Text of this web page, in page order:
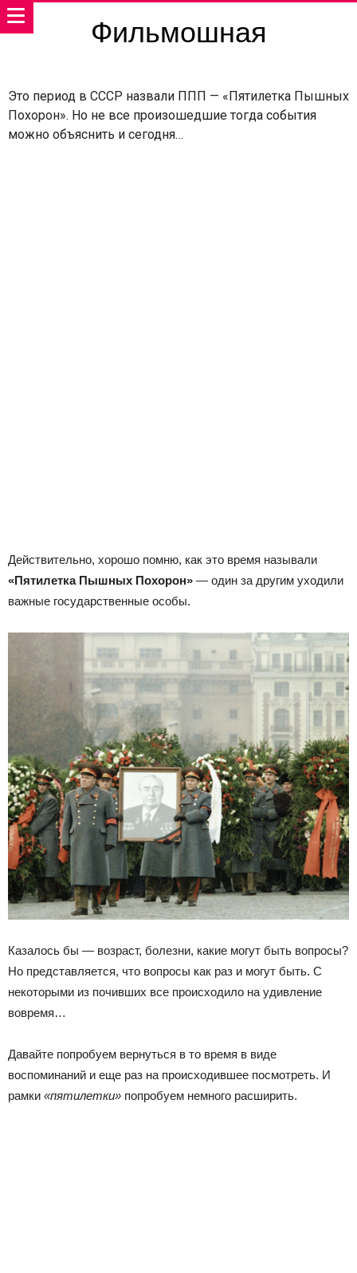
Фильмошная
Это период в СССР назвали ППП — «Пятилетка Пышных
Похорон». Но не все произошедшие тогда события
можно объяснить и сегодня…
Действительно, хорошо помню, как это время называли
«Пятилетка Пышных Похорон» — один за другим уходили
важные государственные особы.
Казалось бы — возраст, болезни, какие могут быть вопросы?
Но представляется, что вопросы как раз и могут быть. С
некоторыми из почивших все происходило на удивление
вовремя…
Давайте попробуем вернуться в то время в виде
воспоминаний и еще раз на происходившее посмотреть. И
рамки «пятилетки» попробуем немного расширить.